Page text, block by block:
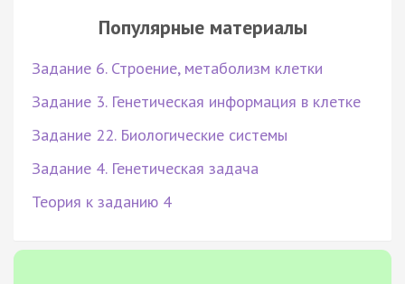
Популярные материалы
Задание 6. Строение, метаболизм клетки
Задание 3. Генетическая информация в клетке
Задание 22. Биологические системы
Задание 4. Генетическая задача
Теория к заданию 4